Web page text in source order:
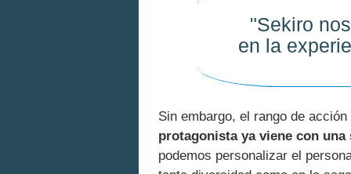
"Sekiro
en la
Sin embargo, el rango de acción
protagonista ya viene con
podemos personalizar el